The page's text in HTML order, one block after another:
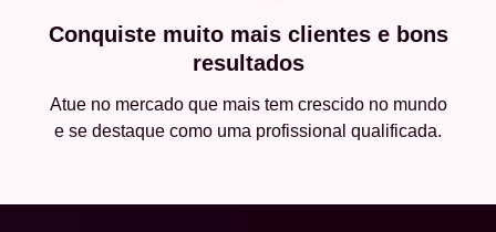
Conquiste muito mais clientes e bons
resultados
Atue no mercado que mais tem crescido no mundo
e se destaque como uma profissional qualificada.